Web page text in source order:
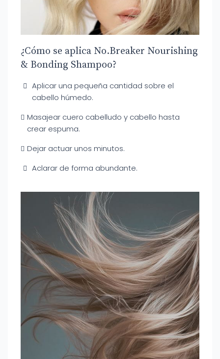
¿Cómo se aplica No.Breaker Nourishing
& Bonding Shampoo?
Aplicar una pequeña cantidad sobre el
cabello húmedo.
Masajear cuero cabelludo y cabello hasta
crear espuma.
Dejar actuar unos minutos.
Aclarar de forma abundante.